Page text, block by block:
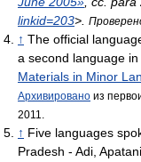
linkid=203>
↑ The official
a second language in
Materials in Minor
Архивировано из
2011.
↑ Five languages
Pradesh - Adi,